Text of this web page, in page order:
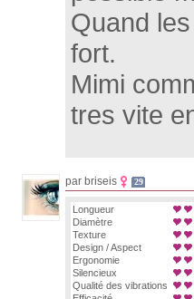
Quand
fort.
Mimi
tres vite
par briseis 29
Longueur
Diamètre
Texture
Design / Aspect
Ergonomie
Silencieux
Qualité des vibrations